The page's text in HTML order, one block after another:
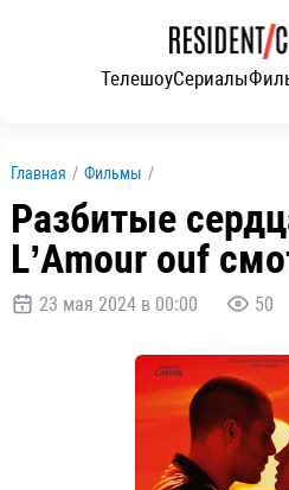
ТелешоуСериалы
Главная / Фильмы /
Разбитые
L’Amour ouf
23 мая 2024 в 00:00 50